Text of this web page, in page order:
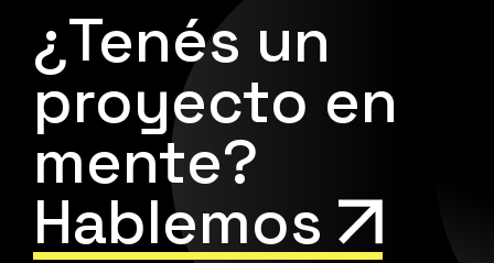
¿Tenés un
proyecto en
mente?
Hablemos